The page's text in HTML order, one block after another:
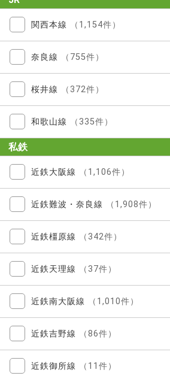
関西本線 （1,154件）
奈良線 （755件）
桜井線 （372件）
和歌山線 （335件）
私鉄
近鉄大阪線 （1,106件）
近鉄難波・奈良線 （1,908件）
近鉄橿原線 （342件）
近鉄天理線 （37件）
近鉄南大阪線 （1,010件）
近鉄吉野線 （86件）
近鉄御所線 （11件）